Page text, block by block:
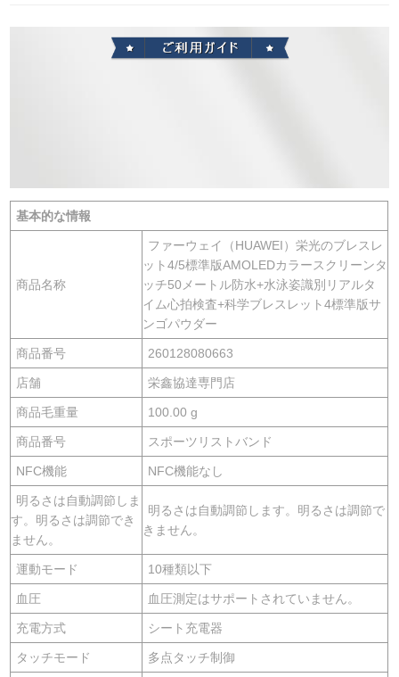
基本的な情報
商品名称
ファーウェイ（HUAWEI）栄光のブレスレ
ット4/5標準版AMOLEDカラースクリーンタ
ッチ50メートル防水+水泳姿識別リアルタ
イム心拍検査+科学ブレスレット4標準版サ
ンゴパウダー
商品番号 260128080663
店舗 栄鑫協達専門店
商品毛重量 100.00 g
商品番号 スポーツリストバンド
NFC機能 NFC機能なし
明るさは自動調節しま
す。明るさは調節でき
ません。
明るさは自動調節します。明るさは調節で
きません。
運動モード 10種類以下
血圧 血圧測定はサポートされていません。
充電方式 シート充電器
タッチモード 多点タッチ制御